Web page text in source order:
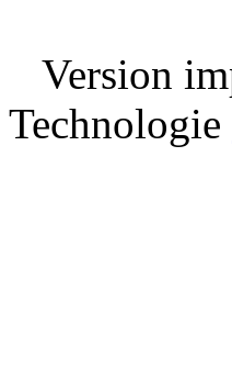
Version
Technologie